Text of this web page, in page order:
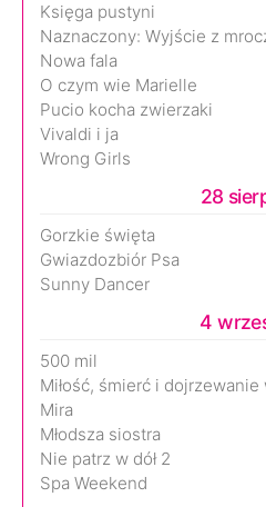
Księga pustyni
Naznaczony: Wyjście z
Nowa fala
O czym wie Marielle
Pucio kocha zwierzaki
Vivaldi i ja
Wrong Girls
28
Gorzkie święta
Gwiazdozbiór Psa
Sunny Dancer
4
500 mil
Miłość, śmierć i dojrzewanie
Mira
Młodsza siostra
Nie patrz w dół 2
Spa Weekend